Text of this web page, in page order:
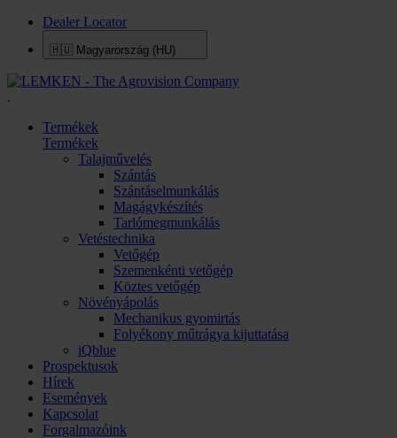
Dealer Locator
🇭🇺 Magyarország (HU)
.
Termékek
Termékek
Talajművelés
Szántás
Szántáselmunkálás
Magágykészítés
Tarlómegmunkálás
Vetéstechnika
Vetőgép
Szemenkénti vetőgép
Köztes vetőgép
Növényápolás
Mechanikus gyomirtás
Folyékony műtrágya kijuttatása
iQblue
Prospektusok
Hírek
Események
Kapcsolat
Forgalmazóink